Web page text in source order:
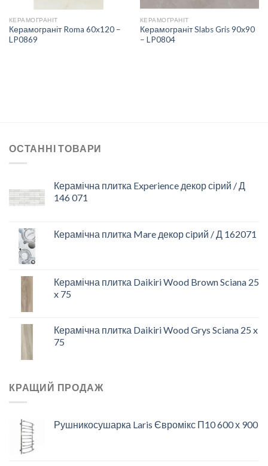
КЕРАМОГРАНІТ
Керамограніт Roma 60х120 –
LP0869
КЕРАМОГРАНІТ
Керамограніт Slabs Gris 90х90
– LP0804
ОСТАННІ ТОВАРИ
Керамічна плитка Experience декор сірий / Д
146 071
Керамічна плитка Mare декор сiрий / Д 162071
Керамічна плитка Daikiri Wood Brown Sciana 25
x 75
Керамічна плитка Daikiri Wood Grys Sciana 25 x
75
КРАЩИЙ ПРОДАЖ
Рушникосушарка Laris Євромікс П10 600 х 900